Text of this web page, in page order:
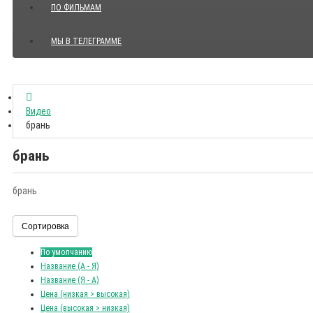
Показать все Цитаты с видео
ПО ФИЛЬМАМ
МЫ В ТЕЛЕГРАММЕ
Видео
брань
брань
брань
Сортировка
По умолчанию
Название (А - Я)
Название (Я - А)
Цена (низкая > высокая)
Цена (высокая > низкая)